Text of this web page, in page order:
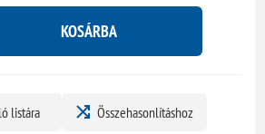
KOSÁRBA
listára Összehasonlításhoz